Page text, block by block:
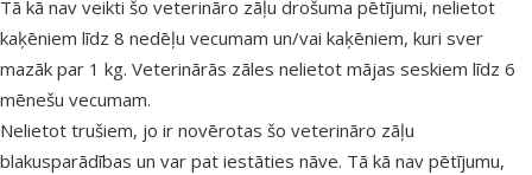
Tā kā nav veikti šo veterināro zāļu drošuma pētījumi, nelietot
kaķēniem līdz 8 nedēļu vecumam un/vai kaķēniem, kuri sver
mazāk par 1 kg. Veterinārās zāles nelietot mājas seskiem līdz 6
mēnešu vecumam.
Nelietot trušiem, jo ir novērotas šo veterināro zāļu
blakusparādības un var pat iestāties nāve. Tā kā nav pētījumu,